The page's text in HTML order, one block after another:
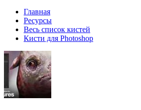
Главная
Ресурсы
Весь список кистей
Кисти для Photoshop